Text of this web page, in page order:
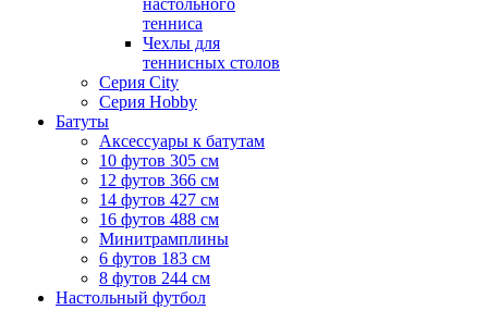
настольного
тенниса
Чехлы для
теннисных столов
Серия City
Серия Hobby
Батуты
Аксессуары к батутам
10 футов 305 см
12 футов 366 см
14 футов 427 см
16 футов 488 см
Минитрамплины
6 футов 183 см
8 футов 244 см
Настольный футбол